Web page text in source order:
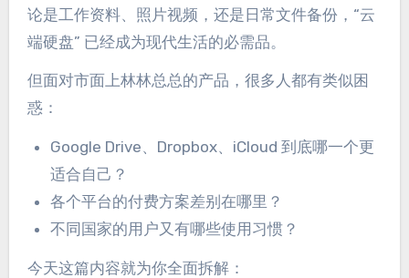
论是工作资料、照片视频，还是日常文件备份，“云
端硬盘” 已经成为现代生活的必需品。
但面对市面上林林总总的产品，很多人都有类似困
惑：
Google Drive、Dropbox、iCloud 到底哪一个更
适合自己？
各个平台的付费方案差别在哪里？
不同国家的用户又有哪些使用习惯？
今天这篇内容就为你全面拆解：